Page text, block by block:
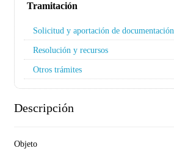
Tramitación
Solicitud y aportación de documentación
Resolución y recursos
Otros trámites
Descripción
Objeto